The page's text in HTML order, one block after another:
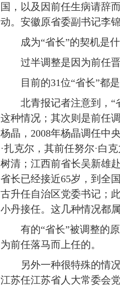
国，以及因前任生病请辞
动。安徽原省委副书记李
成为“省长”的契机是什
过半调整是因为前任晋
目前的31位“省长”都是
北青报记者注意到，“省
这种情况；其次则是前任
杨晶，2008年杨晶调任中
·扎克尔，其前任努尔·白
树清；江西前省长吴新雄
省长已经接近65岁，到全
古升任自治区党委书记；
小丹接任。这几种情况都
有的“省长”被调整的原
为前任落马而上任的。
另外一种很特殊的情况
江苏任江苏省人大常委会